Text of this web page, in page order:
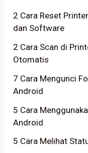
2 Cara Reset
dan Software
2 Cara Scan di
Otomatis
7 Cara Mengunci
Android
5 Cara
Android
5 Cara Melihat